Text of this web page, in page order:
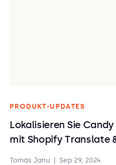
PRODUKT-UPDATES
Lokalisieren Sie
mit Shopify Translate
Tomas Janu Sep 29, 2024